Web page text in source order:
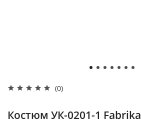
(0)
Костюм УК-0201-1 Fabrika